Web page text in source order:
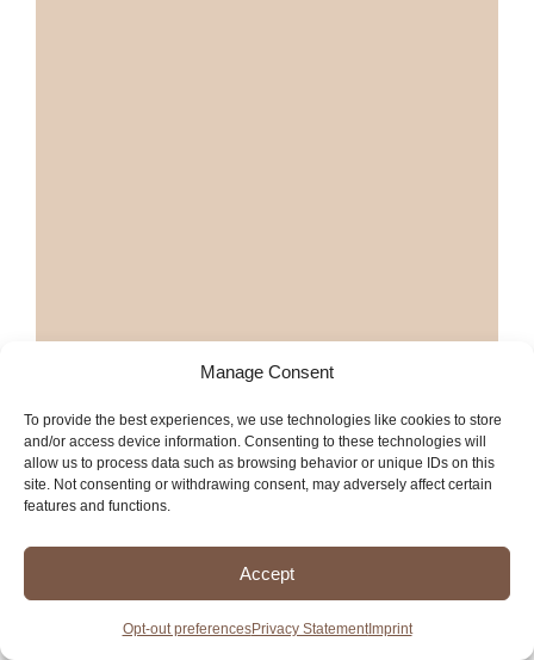
Manage Consent
To provide the best experiences, we use technologies like cookies to store
and/or access device information. Consenting to these technologies will
allow us to process data such as browsing behavior or unique IDs on this
site. Not consenting or withdrawing consent, may adversely affect certain
features and functions.
Accept
Opt-out preferencesPrivacy StatementImprint
Más restaurantes mexicanos en
Napa
Más servicios en Napa
Hacienda